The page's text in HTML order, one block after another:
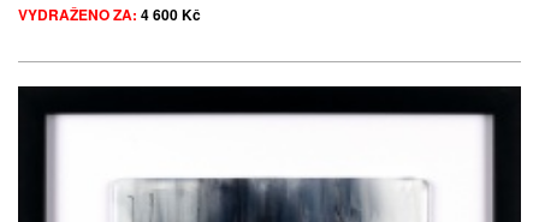
VYDRAŽENO ZA: 4 600 Kč